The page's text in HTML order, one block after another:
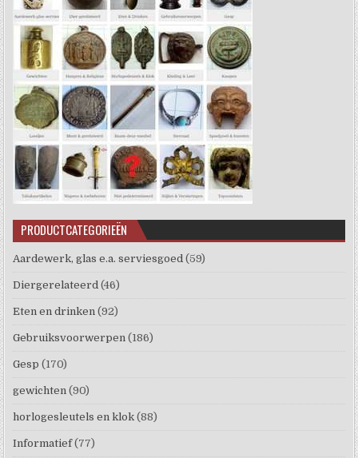
PRODUCTCATEGORIEËN
Aardewerk, glas e.a. serviesgoed (59)
Diergerelateerd (46)
Eten en drinken (92)
Gebruiksvoorwerpen (186)
Gesp (170)
gewichten (90)
horlogesleutels en klok (88)
Informatief (77)